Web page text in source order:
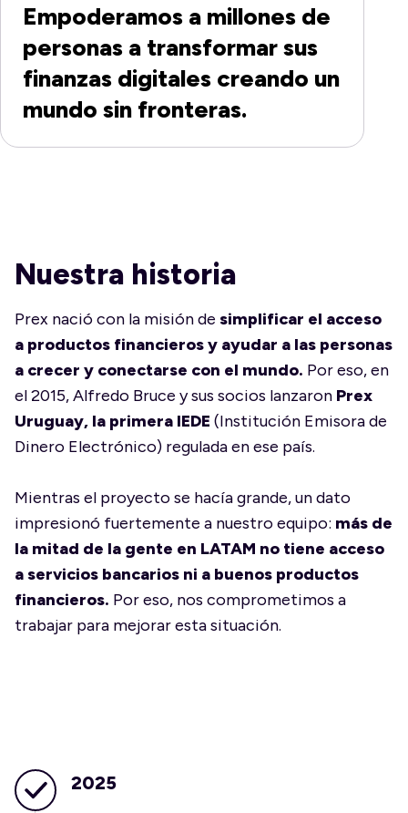
Empoderamos a millones de
personas a transformar sus
finanzas digitales creando un
mundo sin fronteras.
Nuestra historia
Prex nació con la misión de simplificar el acceso
a productos financieros y ayudar a las personas
a crecer y conectarse con el mundo. Por eso, en
el 2015, Alfredo Bruce y sus socios lanzaron Prex
Uruguay, la primera IEDE (Institución Emisora de
Dinero Electrónico) regulada en ese país.
Mientras el proyecto se hacía grande, un dato
impresionó fuertemente a nuestro equipo: más de
la mitad de la gente en LATAM no tiene acceso
a servicios bancarios ni a buenos productos
financieros. Por eso, nos comprometimos a
trabajar para mejorar esta situación.
2025